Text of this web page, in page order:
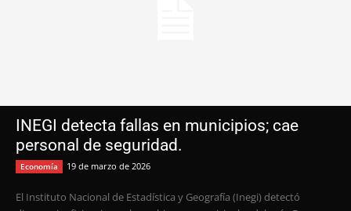
INEGI detecta fallas en municipios; cae
personal de seguridad.
Economía 19 de marzo de 2026
El Instituto Nacional de Estadística y Geografía (Inegi) detectó